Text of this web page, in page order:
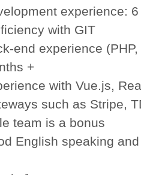
experience:
with GIT
end experience
+
with Vue.js,
such as Stripe,
team is a bonus
English speaking